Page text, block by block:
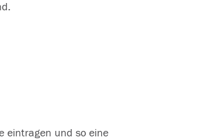
eintragen und so eine